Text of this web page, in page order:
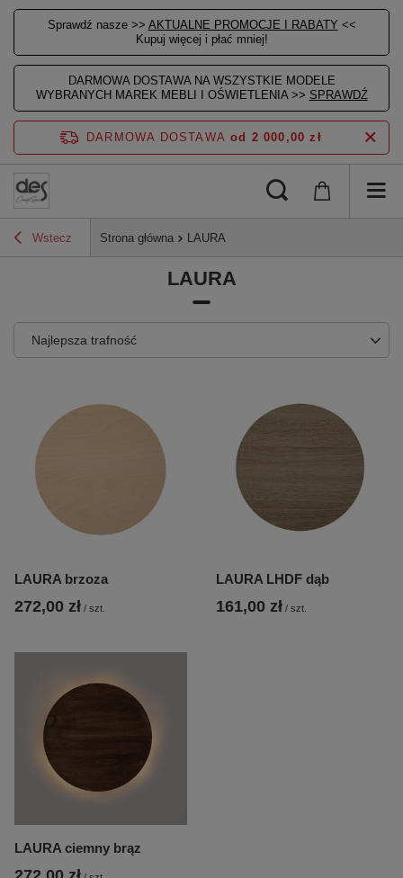
Sprawdź nasze >> AKTUALNE PROMOCJE I RABATY <<
Kupuj więcej i płać mniej!
DARMOWA DOSTAWA NA WSZYSTKIE MODELE
WYBRANYCH MAREK MEBLI I OŚWIETLENIA >> SPRAWDŹ
DARMOWA DOSTAWA od 2 000,00 zł
Wstecz Strona główna LAURA
LAURA
Najlepsza trafność
LAURA brzoza
272,00 zł / szt.
LAURA LHDF dąb
161,00 zł / szt.
LAURA ciemny brąz